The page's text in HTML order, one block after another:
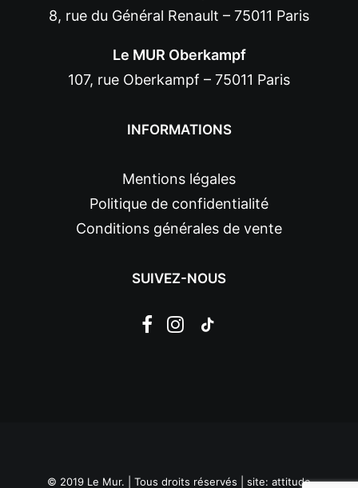
8, rue du Général Renault – 75011 Paris
Le MUR Oberkampf
107, rue Oberkampf – 75011 Paris
INFORMATIONS
Mentions légales
Politique de confidentialité
Conditions générales de vente
SUIVEZ-NOUS
© 2019 Le Mur. | Tous droits réservés | site: attitude